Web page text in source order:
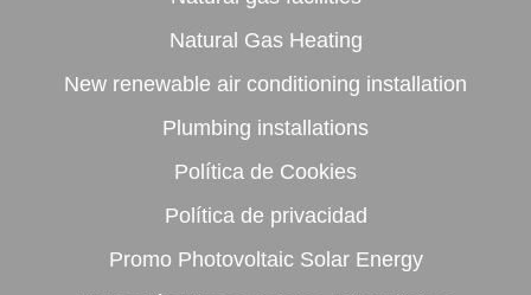
Natural Gas Heating
New renewable air conditioning installation
Plumbing installations
Política de Cookies
Política de privacidad
Promo Photovoltaic Solar Energy